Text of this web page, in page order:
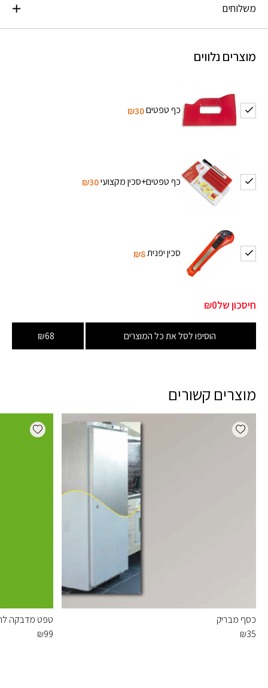
משלוחים
מוצרים נלווים
כף טפטים₪30
כף טפטים+סכין מקצועי₪30
סכין יפנית₪8
חיסכון של₪0
הוסיפו לסל את כל המוצרים ₪68
מוצרים קשורים
Add wishlist
כסף מבריק
₪35
wishlist
טפט מדבקה
₪99